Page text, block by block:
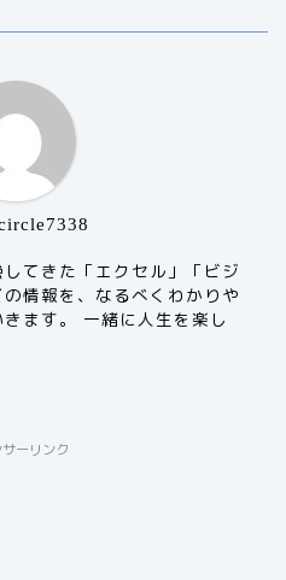
てきた「エクセル」「ビジ
情報を、なるべくわかりや
ます。 一緒に人生を楽し
ーリンク